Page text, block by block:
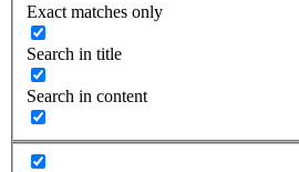
Exact matches only
Search in title
Search in content